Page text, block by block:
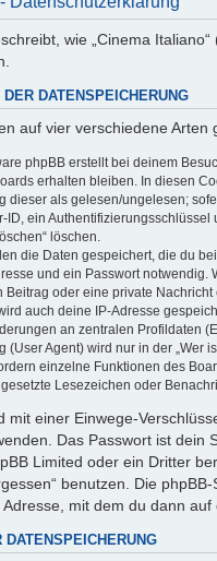
wie „Cinema
DATENSPEICHERUNG
auf vier verschiedene Arten
phpBB erstellt bei deinem
erhalten bleiben. In diesen
dieser als gelesen/ungelesen;
ID, ein
löschen.
die Daten gespeichert, die du
und ein Passwort notwendig.
Beitrag oder eine private
auch deine IP-Adresse
an zentralen Profildaten
(User Agent) wird nur in der „Wer
einzelne Funktionen des
Lesezeichen oder
mit einer Einwege-
Das Passwort ist dein
Limited oder ein Dritter
benutzen. Die
mit dem du dann
DATENSPEICHERUNG